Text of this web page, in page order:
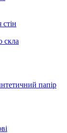
скла
папір